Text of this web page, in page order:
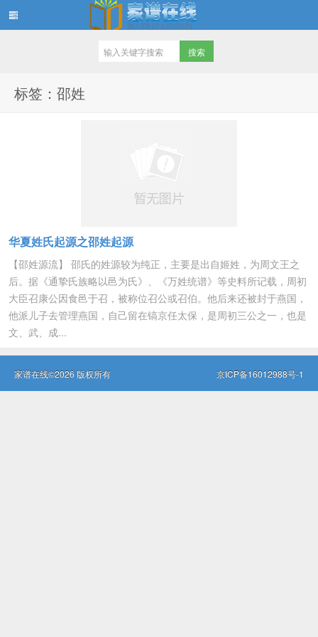
标签：邵姓
华夏姓氏起源之邵姓起源
【邵姓源流】 邵氏的姓源较为纯正，主要是出自姬姓，为周文王之
后。据《通挚氏族略以邑为氏》、《万姓统谱》等史料所记载，周初
大臣召康公因食邑于召，被称位召公或召伯。他后来还被封于燕国，
他派儿子去管理燕国，自己留在镐京任太保，是周初三公之一，也是
文、武、成...
家谱在线©2026 版权所有 京ICP备16012988号-1